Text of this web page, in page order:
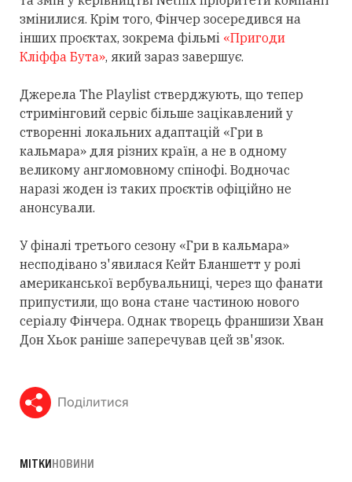
змінилися. Крім того, Фінчер зосередився на
інших проєктах, зокрема фільмі «Пригоди
Кліффа Бута», який зараз завершує.
Джерела The Playlist стверджують, що тепер
стримінговий сервіс більше зацікавлений у
створенні локальних адаптацій «Гри в
кальмара» для різних країн, а не в одному
великому англомовному спінофі. Водночас
наразі жоден із таких проєктів офіційно не
анонсували.
У фіналі третього сезону «Гри в кальмара»
несподівано з'явилася Кейт Бланшетт у ролі
американської вербувальниці, через що фанати
припустили, що вона стане частиною нового
серіалу Фінчера. Однак творець франшизи Хван
Дон Хьок раніше заперечував цей зв'язок.
Поділитися
МІТКИНОВИНИ